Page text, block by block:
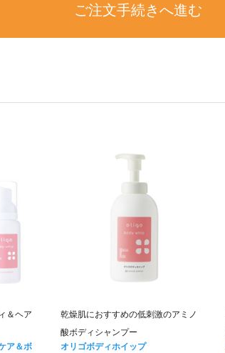
ご注文手続きへ進む
＆ヘア
ア＆ボ
乾燥肌におすすめの低刺激のアミノ
酸ボディシャンプー
オリゴボディホイップ